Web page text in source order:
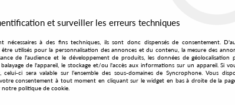
et surveiller les erreurs techniques
nécessaires à des fins techniques, ils sont donc dispensés de consentement.
être utilisés pour la personnalisation des annonces et du contenu, la mesure des
de l'audience et le développement de produits, les données de géolocalisation
de l'appareil, le stockage et/ou l'accès aux informations sur un appareil. Si
celui-ci sera valable sur l’ensemble des sous-domaines de Syncrophone. Vous
consentement à tout moment en cliquant sur le widget en bas à droite de la
politique de cookie.